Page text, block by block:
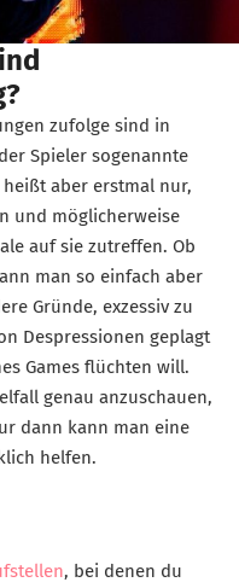
zufolge sind in
Spieler sogenannte
heißt aber erstmal nur,
und möglicherweise
auf sie zutreffen. Ob
man so einfach aber
Gründe, exzessiv zu
Despressionen geplagt
Games flüchten will.
genau anzuschauen,
dann kann man eine
helfen.
, bei denen du